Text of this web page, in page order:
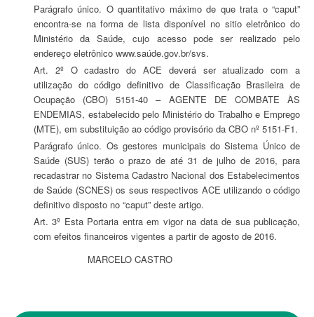
Parágrafo único. O quantitativo máximo de que trata o “caput”
encontra-se na forma de lista disponível no sitio eletrônico do
Ministério da Saúde, cujo acesso pode ser realizado pelo
endereço eletrônico www.saúde.gov.br/svs.
Art. 2º O cadastro do ACE deverá ser atualizado com a
utilização do código definitivo de Classificação Brasileira de
Ocupação (CBO) 5151-40 – AGENTE DE COMBATE ÀS
ENDEMIAS, estabelecido pelo Ministério do Trabalho e Emprego
(MTE), em substituição ao código provisório da CBO nº 5151-F1.
Parágrafo único. Os gestores municipais do Sistema Único de
Saúde (SUS) terão o prazo de até 31 de julho de 2016, para
recadastrar no Sistema Cadastro Nacional dos Estabelecimentos
de Saúde (SCNES) os seus respectivos ACE utilizando o código
definitivo disposto no “caput” deste artigo.
Art. 3º Esta Portaria entra em vigor na data de sua publicação,
com efeitos financeiros vigentes a partir de agosto de 2016.
MARCELO CASTRO